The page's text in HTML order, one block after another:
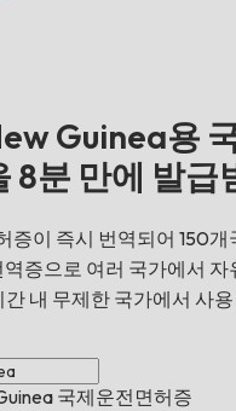
Guinea용
8분 만에 발급
증이 즉시 번역되어 150개
증으로 여러 국가에서
내 무제한 국가에서 사
국제운전면허증